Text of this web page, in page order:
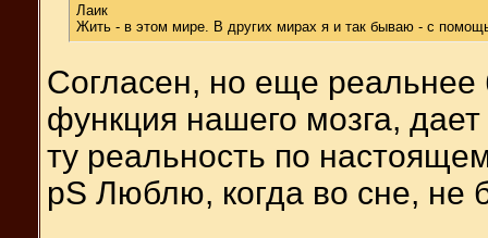
Лаик
Жить - в этом мире. В других мирах я и так бываю - с
Согласен, но еще реальнее
функция нашего мозга,
ту реальность по
pS Люблю, когда во сне, не